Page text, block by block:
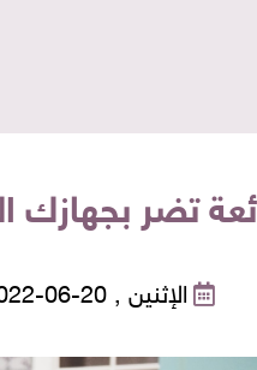
تضر بجهازك
الإثنين , 20-06-2022